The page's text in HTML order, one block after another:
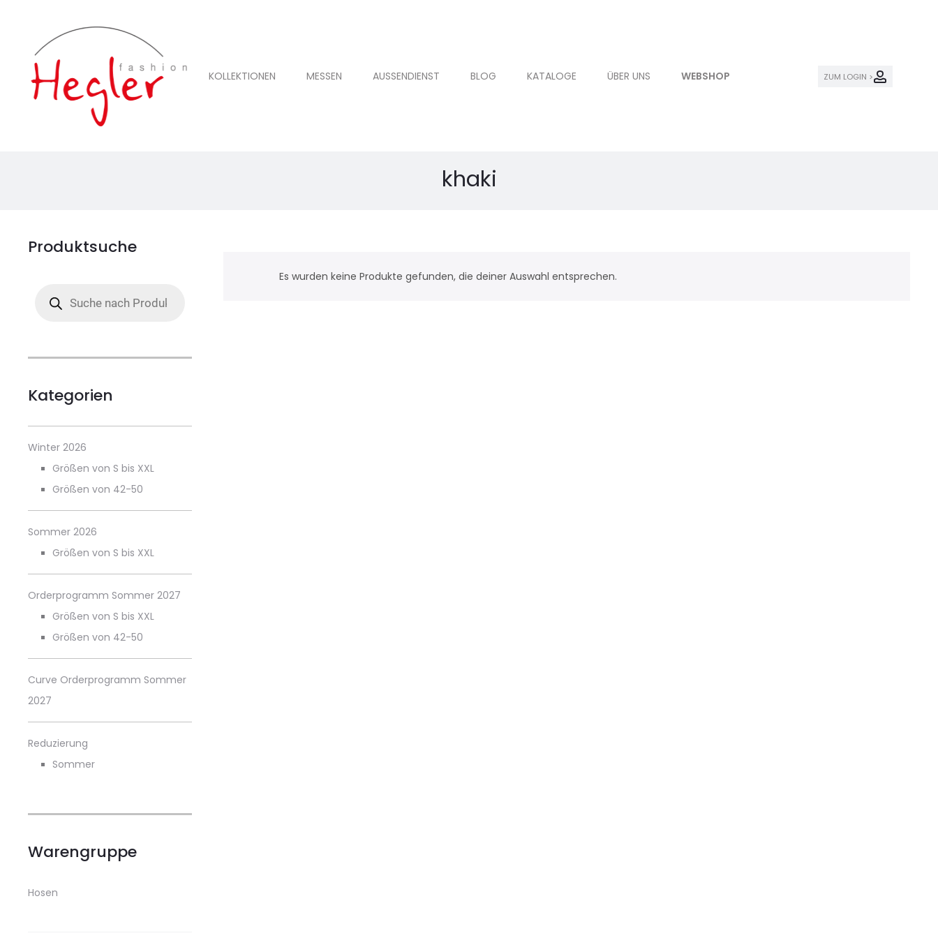
KOLLEKTIONEN MESSEN AUSSENDIENST BLOG KATALOGE ÜBER UNS WEBSHOP ZUM LOGIN >
khaki
Es wurden keine Produkte gefunden, die deiner Auswahl entsprechen.
Produktsuche
search
Kategorien
Winter 2026
Größen von S bis XXL
Größen von 42-50
Sommer 2026
Größen von S bis XXL
Orderprogramm Sommer 2027
Größen von S bis XXL
Größen von 42-50
Curve Orderprogramm Sommer
2027
Reduzierung
Sommer
Warengruppe
Hosen